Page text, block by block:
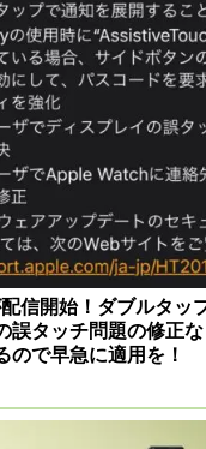
信開始！ダブルタッ
誤タッチ問題の修正
ので早急に適用を！